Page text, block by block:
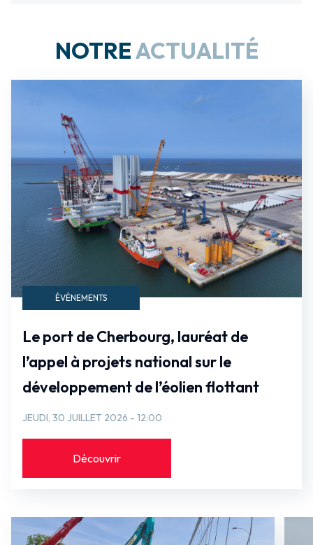
NOTREACTUALITÉ
ÉVÉNEMENTS
Le port de Cherbourg, lauréat de
l’appel à projets national sur le
développement de l’éolien flottant
JEUDI, 30 JUILLET 2026 - 12:00
Découvrir